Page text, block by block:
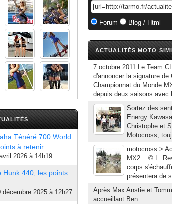
Ténéré 700 World
à retenir
2026 à 14h19
Hunk 440, les points
décembre 2025 à 12h27
Forum Blog / Html
ACTUALITÉS MOTO
7 octobre 2011 Le Team
d'annoncer la signature
Championnat du Monde
depuis deux saisons avec
Sortez des
Energy
Christophe et
Motocross,
motocross >
MX2... © L.
corps
présentera de
Après Max Anstie et
accueillant Ben ...